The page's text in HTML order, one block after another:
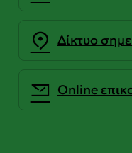
Δίκτυο
Οnline